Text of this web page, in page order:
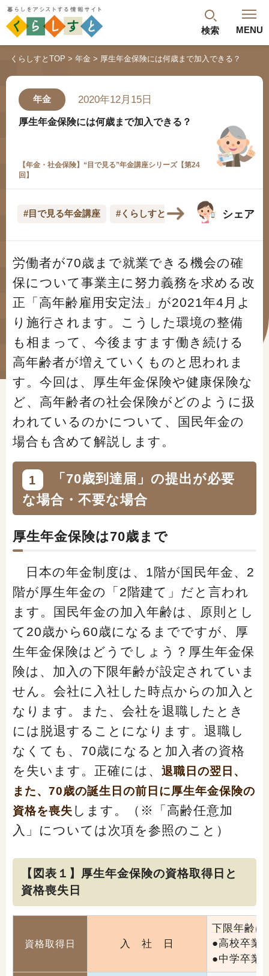
検索 MENU
閉じる
最新記事 閲覧履歴 ランキング
年金のよくあるご質問
#くらしすとEYE(年金)
#ねんきんAtoZ
#年金のこんなとき
#年金講座
「健康」に関する記事
「終活」に関する記事
「家計」に関する記事
「暮らし」に関する記事
くらしすとについて
協会事業案内
プライバシーポリシー（個人情報保護方針）
サイトマップ
閉じる
くらしすとTOP 年金 厚生年金保険には何歳まで加入できる？
年金 2020年12月15日
厚生年金保険には何歳まで加入できる？
【年金・社会保険】“目で見る”年金講座シリーズ【第24
回】
#目で見る年金講座 #くらしすとEYE(年金) シェア
労働者が70歳まで就業できる機会の確
保について事業主に努力義務を求める改
正「高年齢雇用安定法」が2021年4月よ
り施行されます。こうした環境の整備
も相まって、今後ますます働き続ける
高年齢者が増えていくものと思われま
す。今回は、厚生年金保険や健康保険な
ど、高年齢者の社会保険がどのように扱
われているのかについて、国民年金の
場合も含めて解説します。
1
「70歳到達届」の提出が必要
な場合・不要な場合
厚生年金保険は70歳まで
日本の年金制度は、1階が国民年金、2
階が厚生年金の「2階建て」だと言われ
ます。国民年金の加入年齢は、原則とし
て20歳から60歳になるまでですが、厚
生年金保険はどうでしょう？厚生年金保
険は、加入の下限年齢が設定されていま
せん。会社に入社した時点からの加入と
なります。また、会社を退職したとき
には脱退することになります。退職し
なくても、70歳になると加入者の資格
を失います。正確には、 退職日の翌日、
また、70歳の誕生日の前日に厚生年金保険の
資格を喪失 します。（※「高齢任意加
入」については次項を参照のこと）
【図表１】厚生年金保険の資格取得日と
資格喪失日
資格取得日 入 社 日
下限年齢は
●高校卒業
●中学卒業